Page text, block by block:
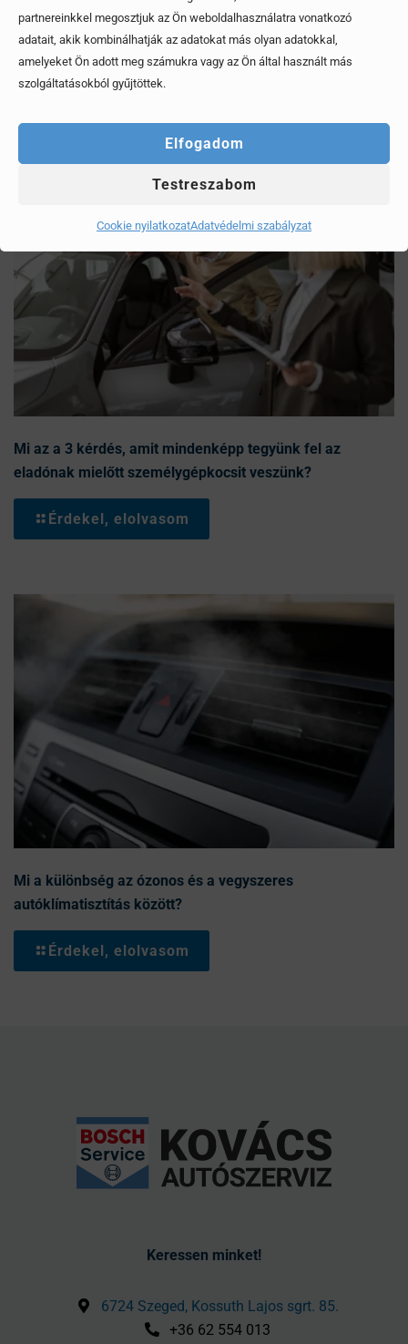
partnereinkkel megosztjuk az Ön weboldalhasználatra vonatkozó
adatait, akik kombinálhatják az adatokat más olyan adatokkal,
amelyeket Ön adott meg számukra vagy az Ön által használt más
szolgáltatásokból gyűjtöttek.
Elfogadom
Testreszabom
Cookie nyilatkozatAdatvédelmi szabályzat
Mítoszok, amiktől mi is csak fogjuk a fejünket
Érdekel, elolvasom
Mi az a 3 kérdés, amit mindenképp tegyünk fel az
eladónak mielőtt személygépkocsit veszünk?
Érdekel, elolvasom
Mi a különbség az ózonos és a vegyszeres
autóklímatisztítás között?
Érdekel, elolvasom
Keressen minket!
6724 Szeged, Kossuth Lajos sgrt. 85.
+36 62 554 013